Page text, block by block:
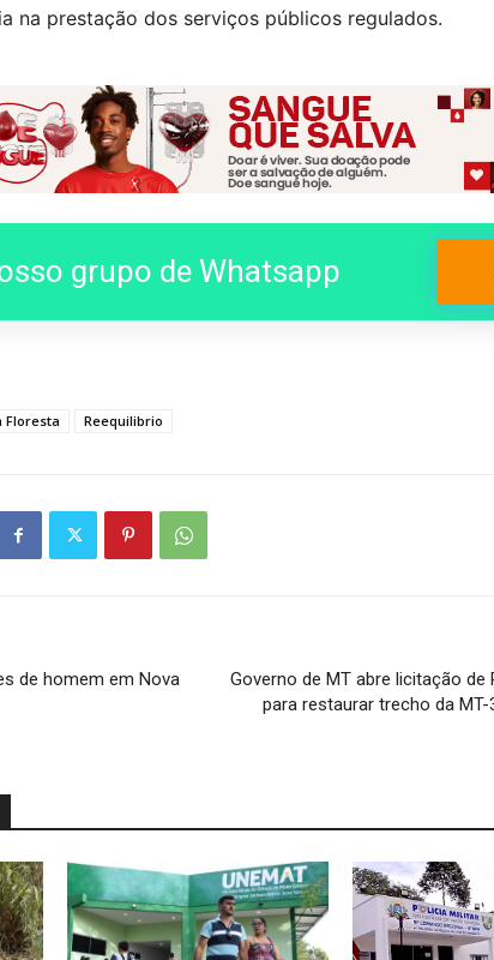
na prestação dos serviços públicos regulados.
grupo de Whatsapp
Floresta Reequilibrio
de homem em Nova
Governo de MT abre licitação de
para restaurar trecho da